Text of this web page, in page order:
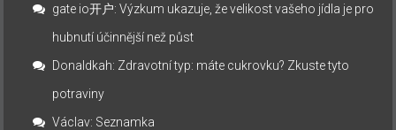
gate io开户:Výzkum ukazuje, že velikost vašeho jídla je pro
hubnutí účinnější než půst
Donaldkah: Zdravotní typ: máte cukrovku? Zkuste tyto
potraviny
Václav: Seznamka